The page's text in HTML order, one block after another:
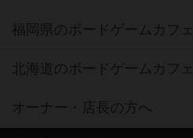
福岡県のボードゲームカフェ
北海道のボードゲームカフェ
オーナー・店長の方へ